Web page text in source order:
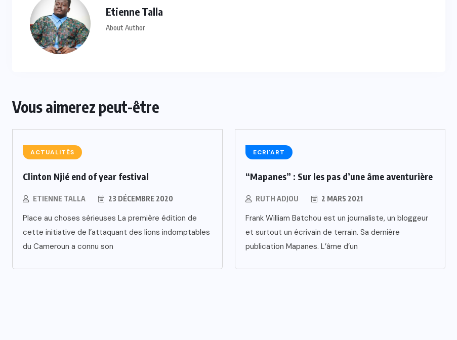
Etienne Talla
About Author
Vous aimerez peut-être
ACTUALITÉS
Clinton Njié end of year festival
ETIENNE TALLA 23 DÉCEMBRE 2020
Place au choses sérieuses La première édition de
cette initiative de l’attaquant des lions indomptables
du Cameroun a connu son
ECRI'ART
“Mapanes” : Sur les pas d’une âme aventurière
RUTH ADJOU 2 MARS 2021
Frank William Batchou est un journaliste, un bloggeur
et surtout un écrivain de terrain. Sa dernière
publication Mapanes. L’âme d’un